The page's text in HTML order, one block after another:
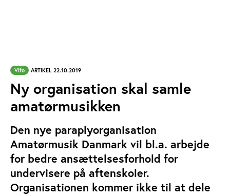
Vifo ARTIKEL 22.10.2019
Ny organisation skal samle
amatørmusikken
Den nye paraplyorganisation
Amatørmusik Danmark vil bl.a. arbejde
for bedre ansættelsesforhold for
undervisere på aftenskoler.
Organisationen kommer ikke til at dele